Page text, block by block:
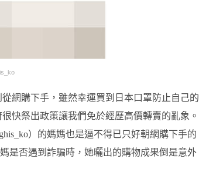
網購下手，雖然幸運買到日本口罩防止自己的
快祭出政策讓我們免於經歷高價轉賣的亂象。
）的媽媽也是逼不得已只好朝網購下手的
是否遇到詐騙時，她曬出的購物成果倒是意外